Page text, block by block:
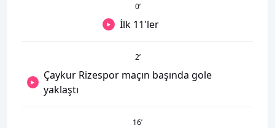
0’
İlk 11'ler
2’
Çaykur Rizespor maçın başında gole
yaklaştı
16’